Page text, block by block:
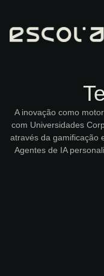
A inovação como
com Universidades
através da gamificação
Agentes de IA